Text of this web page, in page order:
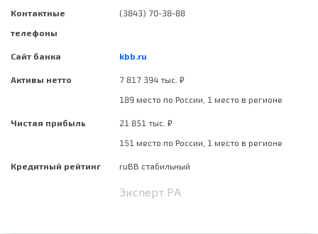
Контактные
телефоны
(3843) 70-38-88
Сайт банка kbb.ru
Активы нетто
7 817 394 тыс. ₽
189 место по России, 1 место в регионе
Чистая прибыль
21 851 тыс. ₽
151 место по России, 1 место в регионе
Кредитный рейтинг ruBB стабильный
Эксперт РА